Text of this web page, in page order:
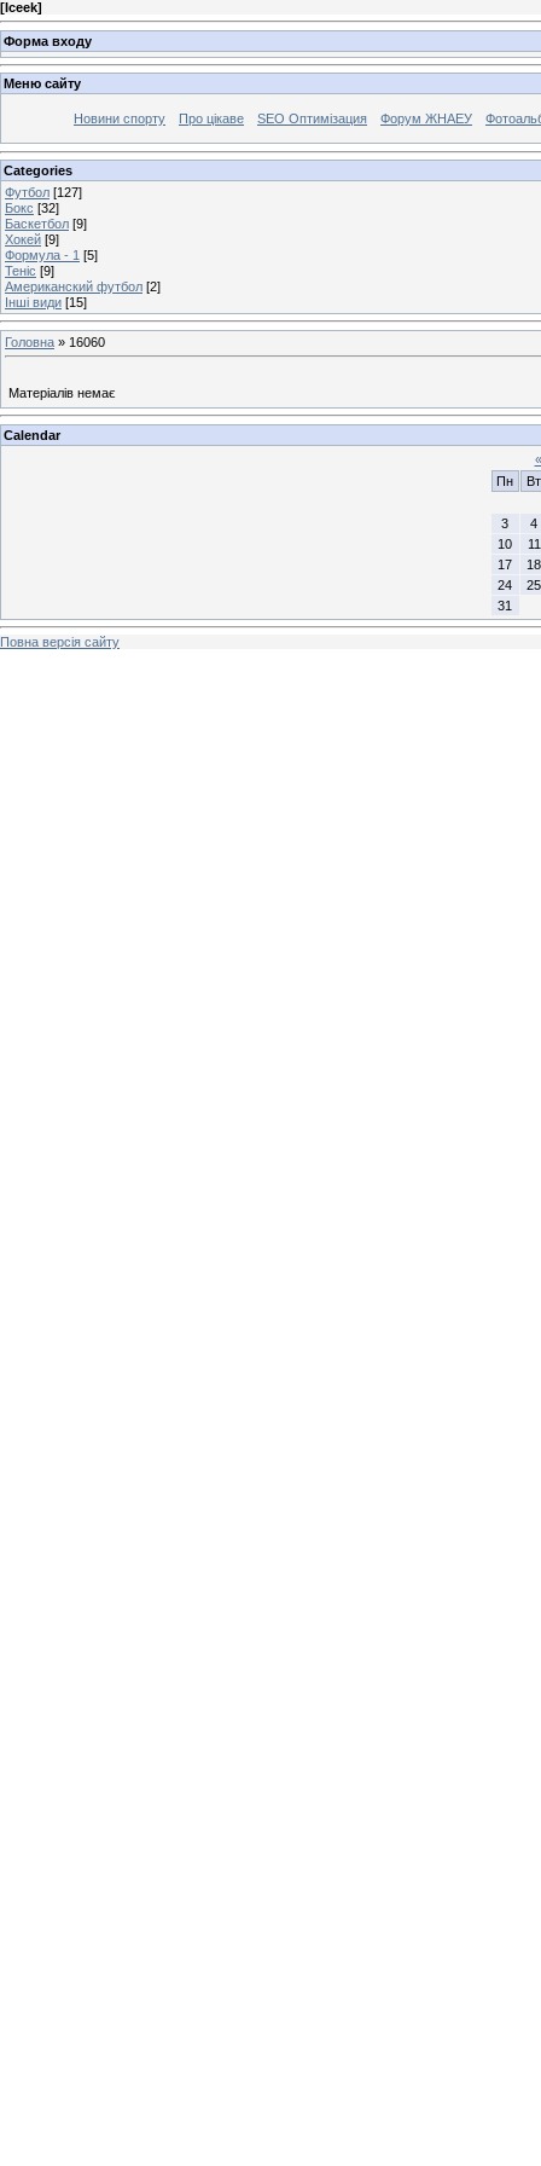
[Iceek]
Форма входу
Меню сайту
Новини спорту Про цікаве SEO Оптимізация Форум ЖНАЕУ
Categories
Футбол [127]
Бокс [32]
Баскетбол [9]
Хокей [9]
Формула - 1 [5]
Теніс [9]
Американский футбол [2]
Інші види [15]
Головна » 16060
Матеріалів немає
Calendar
«
Пн
Вт
3
4
10
11
17
18
24
25
31
Повна версія сайту